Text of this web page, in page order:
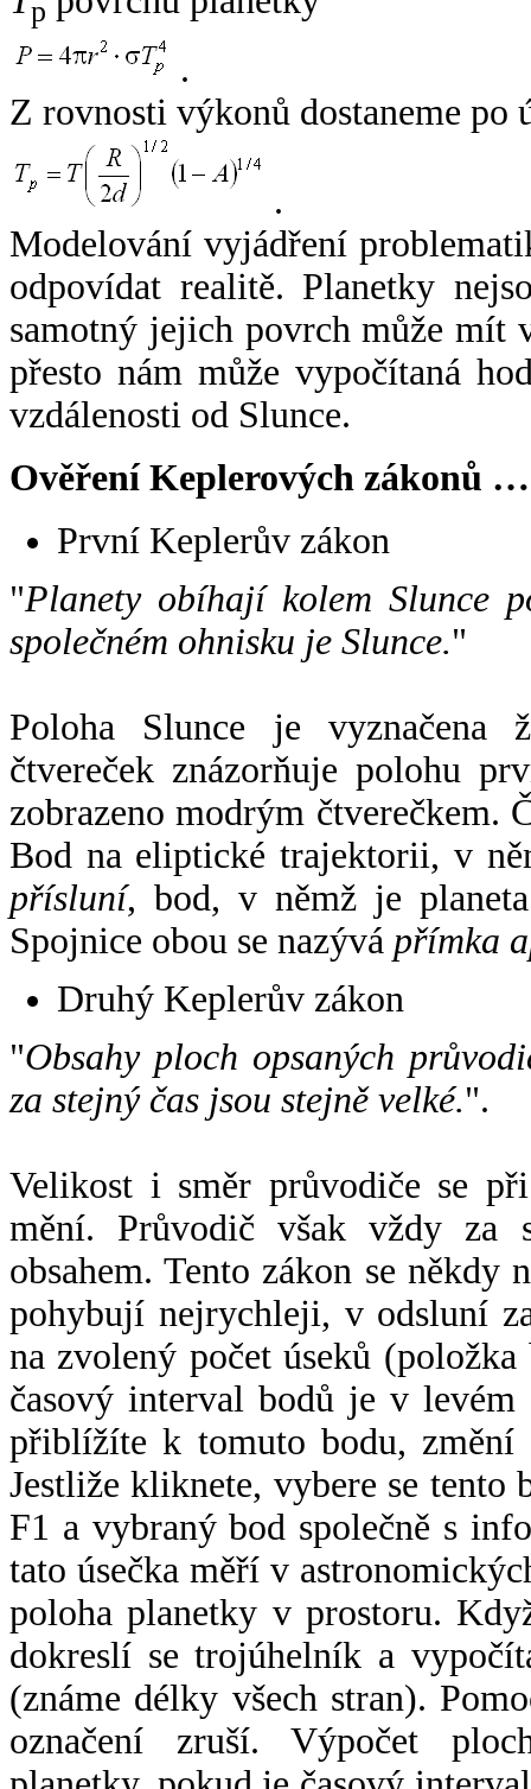
p
.
Z rovnosti výkonů dostaneme po
.
Modelování vyjádření
odpovídat realitě. Planetky
samotný jejich povrch může mít
přesto nám může vypočítaná
vzdálenosti od Slunce.
Ověření Keplerových zákonů …
První Keplerův zákon
"Planety obíhají kolem Slunce
společném ohnisku je Slunce."
Poloha Slunce je vyznačena
čtvereček znázorňuje polohu
zobrazeno modrým čtverečkem.
Bod na eliptické trajektorii, v
přísluní, bod, v němž je
Spojnice obou se nazývá přímka
Druhý Keplerův zákon
"Obsahy ploch opsaných
za stejný čas jsou stejně velké.".
Velikost i směr průvodiče se
mění. Průvodič však vždy za
obsahem. Tento zákon se někdy
pohybují nejrychleji, v odsluní
na zvolený počet úseků
časový interval bodů je v
přiblížíte k tomuto bodu,
Jestliže kliknete, vybere se tento
F1 a vybraný bod společně s
tato úsečka měří v
poloha planetky v prostoru.
dokreslí se trojúhelník a
(známe délky všech stran).
označení zruší. Výpočet